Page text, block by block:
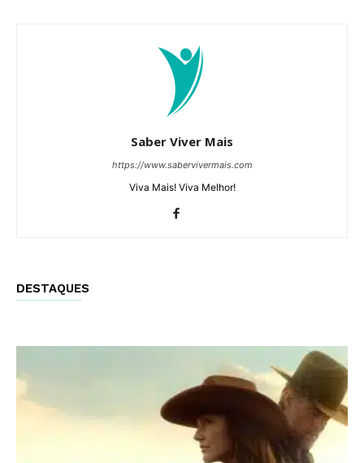
Saber Viver Mais
https://www.sabervivermais.com
Viva Mais! Viva Melhor!
DESTAQUES